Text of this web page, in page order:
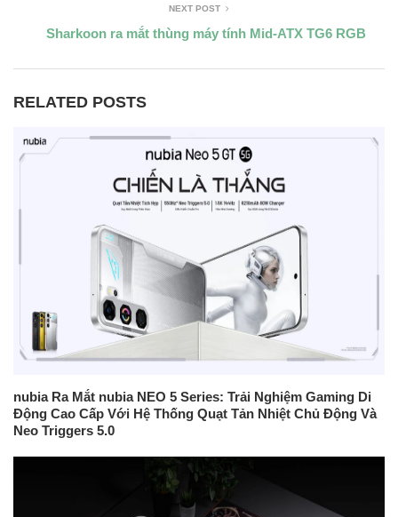
NEXT POST
Sharkoon ra mắt thùng máy tính Mid-ATX TG6 RGB
RELATED POSTS
nubia Ra Mắt nubia NEO 5 Series: Trải Nghiệm Gaming Di
Động Cao Cấp Với Hệ Thống Quạt Tản Nhiệt Chủ Động Và
Neo Triggers 5.0